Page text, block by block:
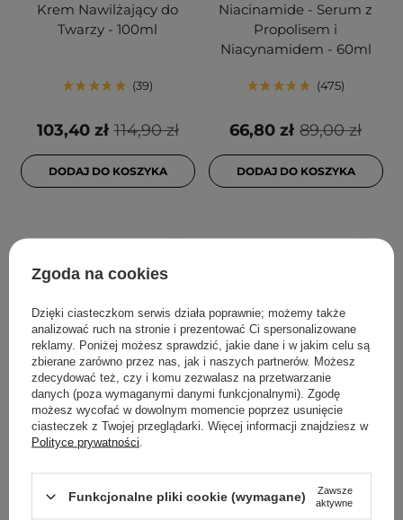
Krem Nawilżający do
Twarzy - 100ml
39
114,90 zł
103,40 zł
DODAJ DO KOSZYKA
Niacinamide - Serum z
Propolisem i
Niacynamidem - 60ml
475
89,00 zł
66,80 zł
DODAJ DO KOSZYKA
PROMOCJA WYBÓR KOSMETOLOGA
SKIN1004 - Madagascar
Centella Tone
Brightening Capsule
Azjatycką - 100ml
WYBÓR KOSMETOLOGA
BasicLab - Famillias -
Nawilżający Krem do
Zgoda na cookies
Dzięki ciasteczkom serwis działa poprawnie; możemy także
analizować ruch na stronie i prezentować Ci spersonalizowane
reklamy. Poniżej możesz sprawdzić, jakie dane i w jakim celu są
zbierane zarówno przez nas, jak i naszych partnerów. Możesz
zdecydować też, czy i komu zezwalasz na przetwarzanie
danych (poza wymaganymi danymi funkcjonalnymi). Zgodę
możesz wycofać w dowolnym momencie poprzez usunięcie
ciasteczek z Twojej przeglądarki. Więcej informacji znajdziesz w
Polityce prywatności
Funkcjonalne pliki cookie (wymagane)
Zawsze
aktywne